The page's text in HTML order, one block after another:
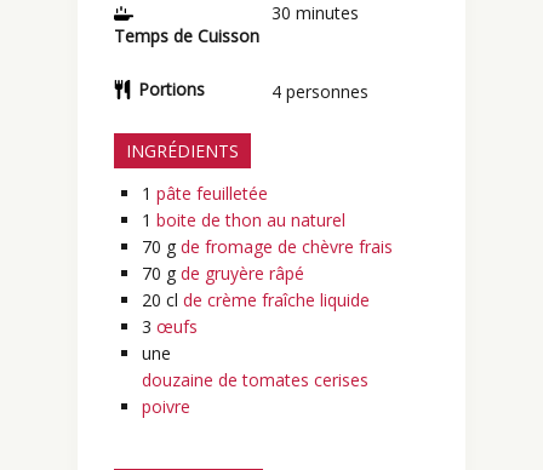
Temps de Cuisson
30 minutes
Portions 4 personnes
INGRÉDIENTS
1 pâte feuilletée
1 boite de thon au naturel
70 g de fromage de chèvre frais
70 g de gruyère râpé
20 cl de crème fraîche liquide
3 œufs
une
douzaine de tomates cerises
poivre